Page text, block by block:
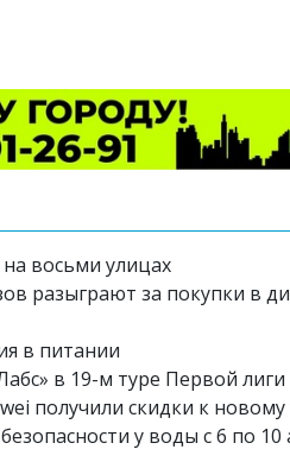
восьми улицах
разыграют за покупки в
в питании
в 19-м туре Первой лиги
получили скидки к
у воды с 6 по 10